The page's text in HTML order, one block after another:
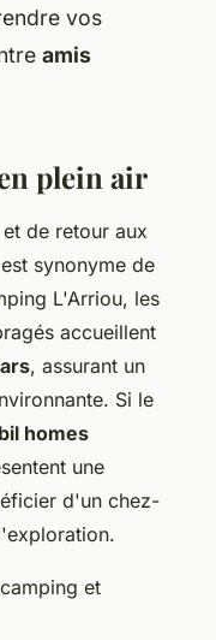
vos
amis
plein air
de retour aux
est synonyme de
L'Arriou, les
accueillent
, assurant un
Si le
homes
une
d'un chez-
et